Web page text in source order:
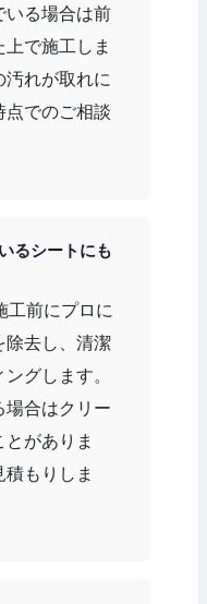
いる場合は前
で施工しま
れが取れに
点でのご相談
るシートにも
工前にプロに
除去し、清潔
グします。
合はクリー
がありま
もりしま